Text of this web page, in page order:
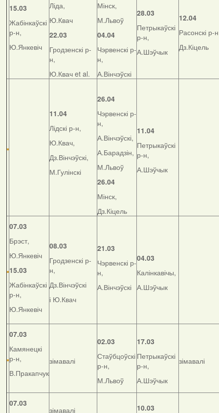
15.03
Жабінкаўскі
р-н,
Ю.Янкевіч
Ліда,
Ю.Квач
22.03
Гродзенскі р-
н,
Ю.Квач et al.
Мінск,
М.Львоў
04.04
Чэрвенскі р-
н,
А.Вінчэўскі
28.03
Петрыкаўскі
р-н,
А.Шэўчык
12.04
Расонскі р-
Дз.Кіцель
11.04
Лідскі р-н,
Ю.Квач,
Дз.Вінчэўскі,
М.Гулінскі
26.04
Чэрвенскі р-
н,
А.Вінчэўскі,
А.Барадзін,
М.Львоў
26.04
Мінск,
Дз.Кіцель
11.04
Петрыкаўскі
р-н,
А.Шэўчык
07.03
Брэст,
Ю.Янкевіч
15.03
Жабінкаўскі
р-н,
Ю.Янкевіч
08.03
Гродзенскі р-
н,
Дз.Вінчэўскі
і Ю.Квач
21.03
Чэрвенскі р-
н,
А.Вінчэўскі
04.03
Калінкавічы,
А.Шэўчык
07.03
Камянецкі
р-н,
В.Пракапчук
зімавалі
02.03
Стаўбцоўскі
р-н,
М.Львоў
17.03
Петрыкаўскі
р-н,
А.Шэўчык
зімавалі
07.03
зімавалі
10.03